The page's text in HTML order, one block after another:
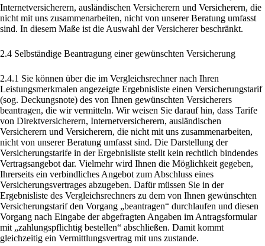
Internetversicherern, ausländischen Versicherern und Versicherern, die
nicht mit uns zusammenarbeiten, nicht von unserer Beratung umfasst
sind. In diesem Maße ist die Auswahl der Versicherer beschränkt.
2.4 Selbständige Beantragung einer gewünschten Versicherung
2.4.1 Sie können über die im Vergleichsrechner nach Ihren
Leistungsmerkmalen angezeigte Ergebnisliste einen Versicherungstarif
(sog. Deckungsnote) des von Ihnen gewünschten Versicherers
beantragen, die wir vermitteln. Wir weisen Sie darauf hin, dass Tarife
von Direktversicherern, Internetversicherern, ausländischen
Versicherern und Versicherern, die nicht mit uns zusammenarbeiten,
nicht von unserer Beratung umfasst sind. Die Darstellung der
Versicherungstarife in der Ergebnisliste stellt kein rechtlich bindendes
Vertragsangebot dar. Vielmehr wird Ihnen die Möglichkeit gegeben,
Ihrerseits ein verbindliches Angebot zum Abschluss eines
Versicherungsvertrages abzugeben. Dafür müssen Sie in der
Ergebnisliste des Vergleichsrechners zu dem von Ihnen gewünschten
Versicherungstarif den Vorgang „beantragen“ durchlaufen und diesen
Vorgang nach Eingabe der abgefragten Angaben im Antragsformular
mit „zahlungspflichtig bestellen“ abschließen. Damit kommt
gleichzeitig ein Vermittlungsvertrag mit uns zustande.